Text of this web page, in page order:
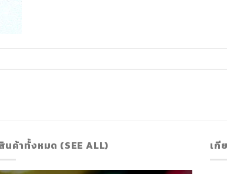
นค้าทั้งหมด (SEE ALL) เกี